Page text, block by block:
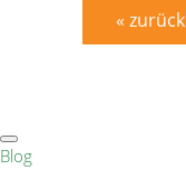
« zurück
Blog